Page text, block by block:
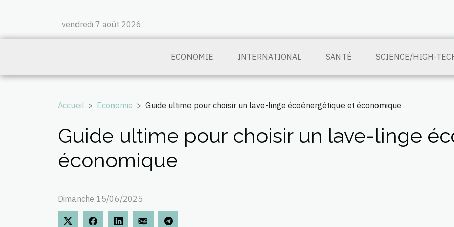
vendredi 7 août 2026
ECONOMIE INTERNATIONAL SANTÉ SCIENCE/HIGH-
Accueil Economie Guide ultime pour choisir un lave-linge écoénergétique et économique
Guide ultime pour choisir un lave-linge
économique
Dimanche 15/06/2025